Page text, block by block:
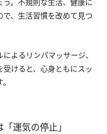
、生活習慣を改めて見つ
よるリンパマッサージ、
けると、心身ともにスッ
運気の停止」